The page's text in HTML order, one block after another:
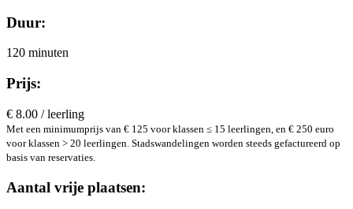
Duur:
120 minuten
Prijs:
€ 8.00 / leerling
Met een minimumprijs van € 125 voor klassen ≤ 15 leerlingen, en € 250 euro
voor klassen > 20 leerlingen. Stadswandelingen worden steeds gefactureerd op
basis van reservaties.
Aantal vrije plaatsen: